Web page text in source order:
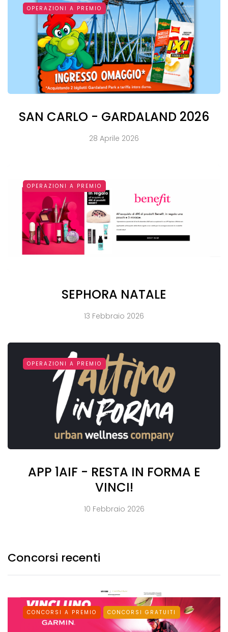
OPERAZIONI A PREMIO
SAN CARLO - GARDALAND 2026
28 Aprile 2026
OPERAZIONI A PREMIO
SEPHORA NATALE
13 Febbraio 2026
OPERAZIONI A PREMIO
APP 1AIF - RESTA IN FORMA E
VINCI!
10 Febbraio 2026
Concorsi recenti
CONCORSI A PREMIO CONCORSI GRATUITI